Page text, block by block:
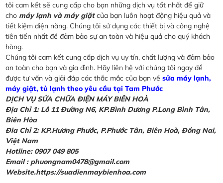
tôi cam kết sẽ cung cấp cho bạn những dịch vụ tốt nhất để giữ
cho máy lạnh và máy giặtcủa bạn luôn hoạt động hiệu quả và
tiết kiệm điện năng. Chúng tôi sử dụng các thiết bị và công nghệ
tiên tiến nhất để đảm bảo sự an toàn và hiệu quả cho quý khách
hàng.
Chúng tôi cam kết cung cấp dịch vụ uy tín, chất lượng và đảm bảo
an toàn cho bạn và gia đình. Hãy liên hệ với chúng tôi ngay để
được tư vấn và giải đáp các thắc mắc của bạn vềsửa máy lạnh,
máy giặt, tủ lạnh theo yêu cầu tại Tam Phước
DỊCH VỤ SỬA CHỮA ĐIỆN MÁY BIÊN HOÀ
Địa Chỉ 1: Lô 11 Đường N6, KP.Bình Dương P.Long Bình Tân,
Biên Hòa
Đia Chỉ 2: KP.Hương Phước, P.Phước Tân, Biên Hoà, Đồng Nai,
Việt Nam
Hotline: 0907 049 805
Email : phuongnam0478@gmail.com
Website.https://suadienmaybienhoa.com